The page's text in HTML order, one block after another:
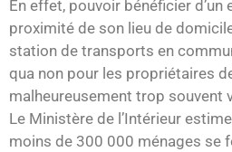
En effet, pouvoir bénéficier
proximité de son lieu de
station de transports en
qua non pour les propriétaires
malheureusement trop souvent
Le Ministère de l’Intérieur
moins de 300 000 ménages se